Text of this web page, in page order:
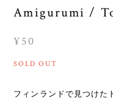
Amigurumi /
¥50
SOLD OUT
フィンランドで見つけた